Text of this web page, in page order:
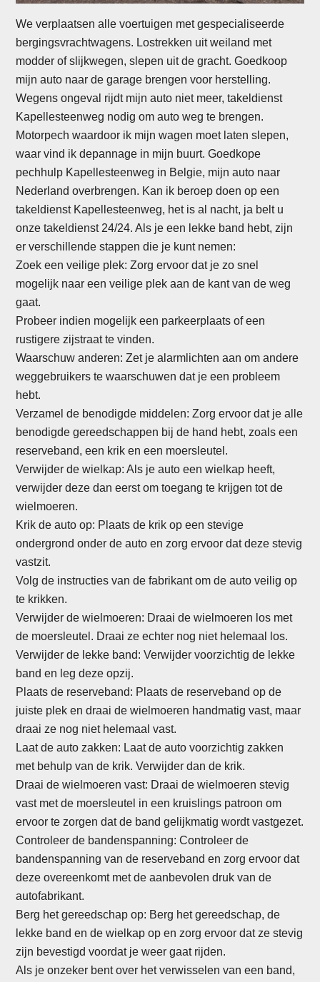
We verplaatsen alle voertuigen met gespecialiseerde
bergingsvrachtwagens. Lostrekken uit weiland met
modder of slijkwegen, slepen uit de gracht. Goedkoop
mijn auto naar de garage brengen voor herstelling.
Wegens ongeval rijdt mijn auto niet meer, takeldienst
Kapellesteenweg nodig om auto weg te brengen.
Motorpech waardoor ik mijn wagen moet laten slepen,
waar vind ik depannage in mijn buurt. Goedkope
pechhulp Kapellesteenweg in Belgie, mijn auto naar
Nederland overbrengen. Kan ik beroep doen op een
takeldienst Kapellesteenweg, het is al nacht, ja belt u
onze takeldienst 24/24. Als je een lekke band hebt, zijn
er verschillende stappen die je kunt nemen:
Zoek een veilige plek: Zorg ervoor dat je zo snel
mogelijk naar een veilige plek aan de kant van de weg
gaat.
Probeer indien mogelijk een parkeerplaats of een
rustigere zijstraat te vinden.
Waarschuw anderen: Zet je alarmlichten aan om andere
weggebruikers te waarschuwen dat je een probleem
hebt.
Verzamel de benodigde middelen: Zorg ervoor dat je alle
benodigde gereedschappen bij de hand hebt, zoals een
reserveband, een krik en een moersleutel.
Verwijder de wielkap: Als je auto een wielkap heeft,
verwijder deze dan eerst om toegang te krijgen tot de
wielmoeren.
Krik de auto op: Plaats de krik op een stevige
ondergrond onder de auto en zorg ervoor dat deze stevig
vastzit.
Volg de instructies van de fabrikant om de auto veilig op
te krikken.
Verwijder de wielmoeren: Draai de wielmoeren los met
de moersleutel. Draai ze echter nog niet helemaal los.
Verwijder de lekke band: Verwijder voorzichtig de lekke
band en leg deze opzij.
Plaats de reserveband: Plaats de reserveband op de
juiste plek en draai de wielmoeren handmatig vast, maar
draai ze nog niet helemaal vast.
Laat de auto zakken: Laat de auto voorzichtig zakken
met behulp van de krik. Verwijder dan de krik.
Draai de wielmoeren vast: Draai de wielmoeren stevig
vast met de moersleutel in een kruislings patroon om
ervoor te zorgen dat de band gelijkmatig wordt vastgezet.
Controleer de bandenspanning: Controleer de
bandenspanning van de reserveband en zorg ervoor dat
deze overeenkomt met de aanbevolen druk van de
autofabrikant.
Berg het gereedschap op: Berg het gereedschap, de
lekke band en de wielkap op en zorg ervoor dat ze stevig
zijn bevestigd voordat je weer gaat rijden.
Als je onzeker bent over het verwisselen van een band,